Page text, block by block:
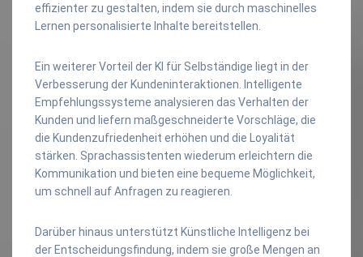
effizienter zu gestalten, indem sie durch maschinelles
Lernen personalisierte Inhalte bereitstellen.
Ein weiterer Vorteil der KI für Selbständige liegt in der
Verbesserung der Kundeninteraktionen. Intelligente
Empfehlungssysteme analysieren das Verhalten der
Kunden und liefern maßgeschneiderte Vorschläge, die
die Kundenzufriedenheit erhöhen und die Loyalität
stärken. Sprachassistenten wiederum erleichtern die
Kommunikation und bieten eine bequeme Möglichkeit,
um schnell auf Anfragen zu reagieren.
Darüber hinaus unterstützt Künstliche Intelligenz bei
der Entscheidungsfindung, indem sie große Mengen an